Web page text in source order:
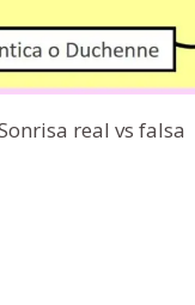
real vs falsa